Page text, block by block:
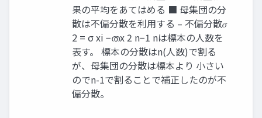
果の平均をあてはめる ■ 母集団の分
散は不偏分散を利用する – 不偏分散𝜎
2 = σ xi −തx 2 n−1 nは標本の人数を
表す。 標本の分散はn(人数)で割る
が、母集団の分散は標本より 小さい
のでn-1で割ることで補正したのが不
偏分散。